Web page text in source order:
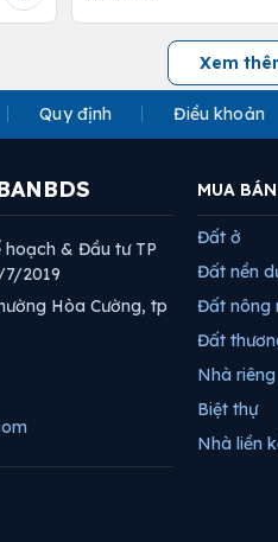
Xem
Quy định Điều khoản
hoạch & Đầu tư TP
2019
Hòa Cường, tp
MUA
Đất ở
Đất nền
Đất nông
Đất
Nhà riêng
Biệt thự
Nhà liền